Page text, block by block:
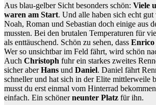
Aus blau-gelber Sicht besonders schön: Viele
waren am Start. Und alle haben sich echt
Noah, Roman und Sebastian doch einige aus
mussten. Bei den brutalen Temperaturen für
als enttäuschend. Schön zu sehen, dass Enrico
Wer so unsichtbar im Feld fährt, wird schön
Auch Christoph fuhr ein starkes zweites
sicher aberHans und Daniel. Daniel fährt
schneller und hat sich in der Elite mittlerweile
musst du erst einmal vom Hinterrad
einfach. Ein schönerneunter Platz für ihn.